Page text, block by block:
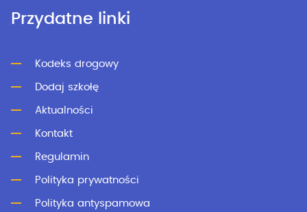
Przydatne linki
Kodeks drogowy
Dodaj szkołę
Aktualności
Kontakt
Regulamin
Polityka prywatności
Polityka antyspamowa